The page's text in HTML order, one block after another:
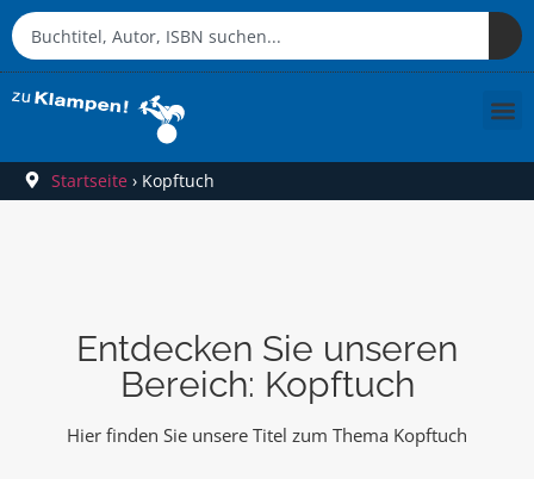
Startseite › Kopftuch
Entdecken Sie unseren
Bereich: Kopftuch
Hier finden Sie unsere Titel zum Thema Kopftuch